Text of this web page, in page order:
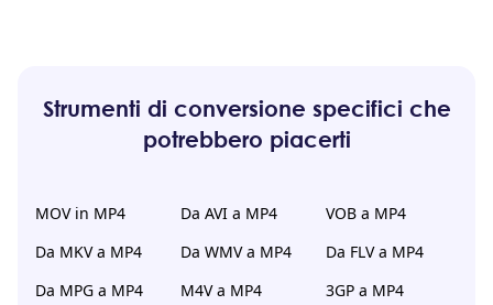
Strumenti di conversione specifici che
potrebbero piacerti
MOV in MP4 Da AVI a MP4
VOB a MP4
Da MKV a MP4
Da WMV a MP4
Da FLV a MP4
Da MPG a MP4
M4V a MP4
3GP a MP4